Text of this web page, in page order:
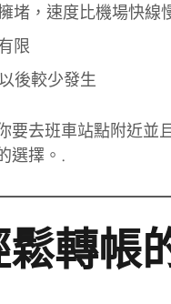
堵，速度比機場快線
限
後較少發生
要去班車站點附近並
選擇。.
鬆轉帳